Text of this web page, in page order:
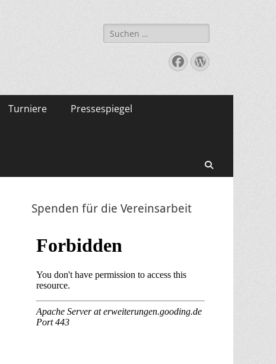
Suche
nach:
Facebook
WordPress
Turniere Pressespiegel
Spenden für die Vereinsarbeit